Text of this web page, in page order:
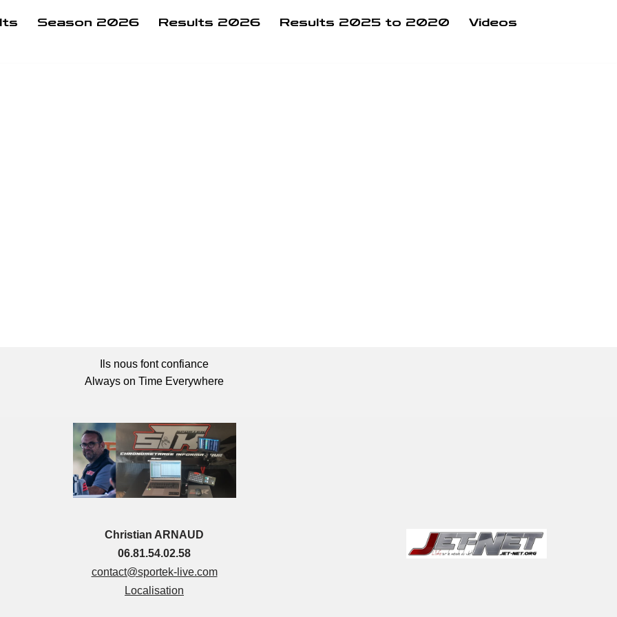
Season 2026 Results 2026 Results 2025 to 2020
Videos
Ils nous font confiance
Always on Time Everywhere
Christian ARNAUD
06.81.54.02.58
contact@sportek-live.com
Localisation